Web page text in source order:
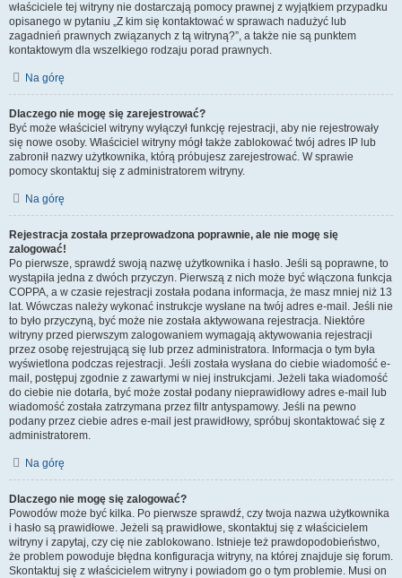
właściciele tej witryny nie dostarczają pomocy prawnej z wyjątkiem przypadku
opisanego w pytaniu „Z kim się kontaktować w sprawach nadużyć lub
zagadnień prawnych związanych z tą witryną?”, a także nie są punktem
kontaktowym dla wszelkiego rodzaju porad prawnych.
Na górę
Dlaczego nie mogę się zarejestrować?
Być może właściciel witryny wyłączył funkcję rejestracji, aby nie rejestrowały
się nowe osoby. Właściciel witryny mógł także zablokować twój adres IP lub
zabronił nazwy użytkownika, którą próbujesz zarejestrować. W sprawie
pomocy skontaktuj się z administratorem witryny.
Na górę
Rejestracja została przeprowadzona poprawnie, ale nie mogę się
zalogować!
Po pierwsze, sprawdź swoją nazwę użytkownika i hasło. Jeśli są poprawne, to
wystąpiła jedna z dwóch przyczyn. Pierwszą z nich może być włączona funkcja
COPPA, a w czasie rejestracji została podana informacja, że masz mniej niż 13
lat. Wówczas należy wykonać instrukcje wysłane na twój adres e-mail. Jeśli nie
to było przyczyną, być może nie została aktywowana rejestracja. Niektóre
witryny przed pierwszym zalogowaniem wymagają aktywowania rejestracji
przez osobę rejestrującą się lub przez administratora. Informacja o tym była
wyświetlona podczas rejestracji. Jeśli została wysłana do ciebie wiadomość e-
mail, postępuj zgodnie z zawartymi w niej instrukcjami. Jeżeli taka wiadomość
do ciebie nie dotarła, być może został podany nieprawidłowy adres e-mail lub
wiadomość została zatrzymana przez filtr antyspamowy. Jeśli na pewno
podany przez ciebie adres e-mail jest prawidłowy, spróbuj skontaktować się z
administratorem.
Na górę
Dlaczego nie mogę się zalogować?
Powodów może być kilka. Po pierwsze sprawdź, czy twoja nazwa użytkownika
i hasło są prawidłowe. Jeżeli są prawidłowe, skontaktuj się z właścicielem
witryny i zapytaj, czy cię nie zablokowano. Istnieje też prawdopodobieństwo,
że problem powoduje błędna konfiguracja witryny, na której znajduje się forum.
Skontaktuj się z właścicielem witryny i powiadom go o tym problemie. Musi on